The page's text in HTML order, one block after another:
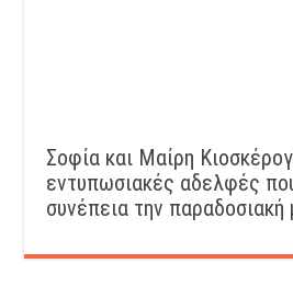
Σοφία και Μαίρη
εντυπωσιακές αδελφές
συνέπεια την παραδοσιακή